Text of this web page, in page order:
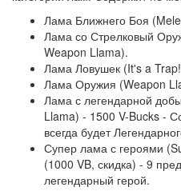
Лама Ближнего Боя
Лама со Стрелковый
Weapon Llama).
Лама Ловушек (It's a
Лама Оружия (Weapon
Лама с легендарной
Llama) - 1500 V-Bucks -
всегда будет
Супер лама с героями
(1000 VB, скидка) - 9
легендарный герой.